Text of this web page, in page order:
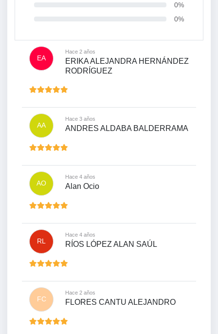
0%
0%
EA
Hace 2 años
ERIKA ALEJANDRA HERNÁNDEZ
RODRÍGUEZ
AA
Hace 3 años
ANDRES ALDABA BALDERRAMA
AO
Hace 4 años
Alan Ocio
RL
Hace 4 años
RÍOS LÓPEZ ALAN SAÚL
FC
Hace 2 años
FLORES CANTU ALEJANDRO